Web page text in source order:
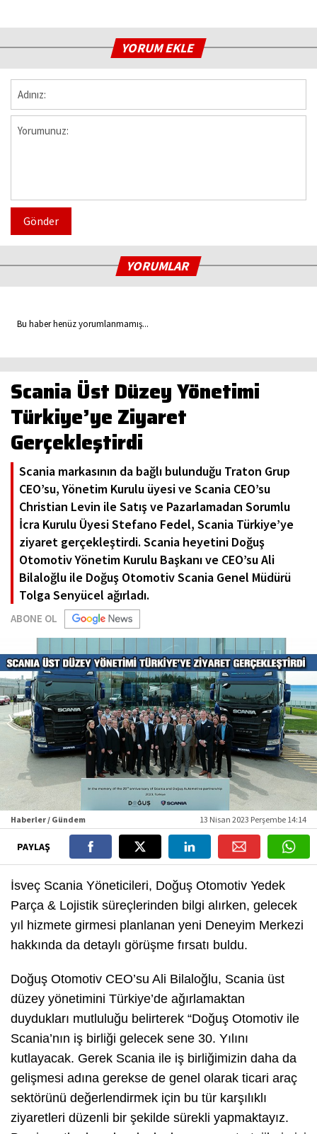
YORUM EKLE
Gönder
YORUMLAR
Bu haber henüz yorumlanmamış...
Scania Üst Düzey Yönetimi
Türkiye’ye Ziyaret
Gerçekleştirdi
Scania markasının da bağlı bulunduğu Traton Grup
CEO’su, Yönetim Kurulu üyesi ve Scania CEO’su
Christian Levin ile Satış ve Pazarlamadan Sorumlu
İcra Kurulu Üyesi Stefano Fedel, Scania Türkiye’ye
ziyaret gerçekleştirdi. Scania heyetini Doğuş
Otomotiv Yönetim Kurulu Başkanı ve CEO’su Ali
Bilaloğlu ile Doğuş Otomotiv Scania Genel Müdürü
Tolga Senyücel ağırladı.
ABONE OL
Haberler / Gündem 13 Nisan 2023 Perşembe 14:14
PAYLAŞ
İsveç Scania Yöneticileri, Doğuş Otomotiv Yedek
Parça & Lojistik süreçlerinden bilgi alırken, gelecek
yıl hizmete girmesi planlanan yeni Deneyim Merkezi
hakkında da detaylı görüşme fırsatı buldu.
Doğuş Otomotiv CEO’su Ali Bilaloğlu, Scania üst
düzey yönetimini Türkiye’de ağırlamaktan
duydukları mutluluğu belirterek “Doğuş Otomotiv ile
Scania’nın iş birliği gelecek sene 30. Yılını
kutlayacak. Gerek Scania ile iş birliğimizin daha da
gelişmesi adına gerekse de genel olarak ticari araç
sektörünü değerlendirmek için bu tür karşılıklı
ziyaretleri düzenli bir şekilde sürekli yapmaktayız.